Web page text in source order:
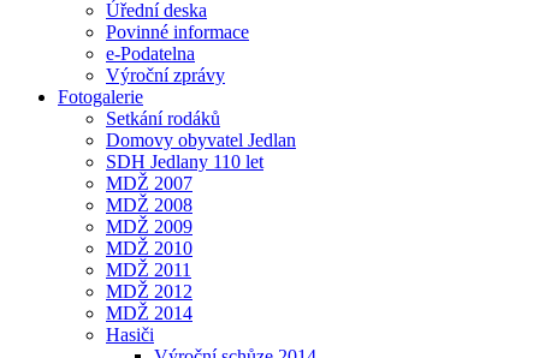
Úřední deska
Povinné informace
e-Podatelna
Výroční zprávy
Fotogalerie
Setkání rodáků
Domovy obyvatel Jedlan
SDH Jedlany 110 let
MDŽ 2007
MDŽ 2008
MDŽ 2009
MDŽ 2010
MDŽ 2011
MDŽ 2012
MDŽ 2014
Hasiči